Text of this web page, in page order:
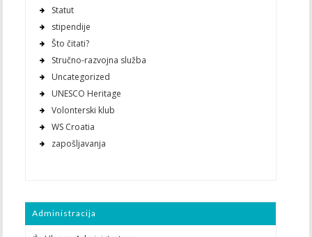
Statut
stipendije
Što čitati?
Stručno-razvojna služba
Uncategorized
UNESCO Heritage
Volonterski klub
WS Croatia
zapošljavanja
Administracija